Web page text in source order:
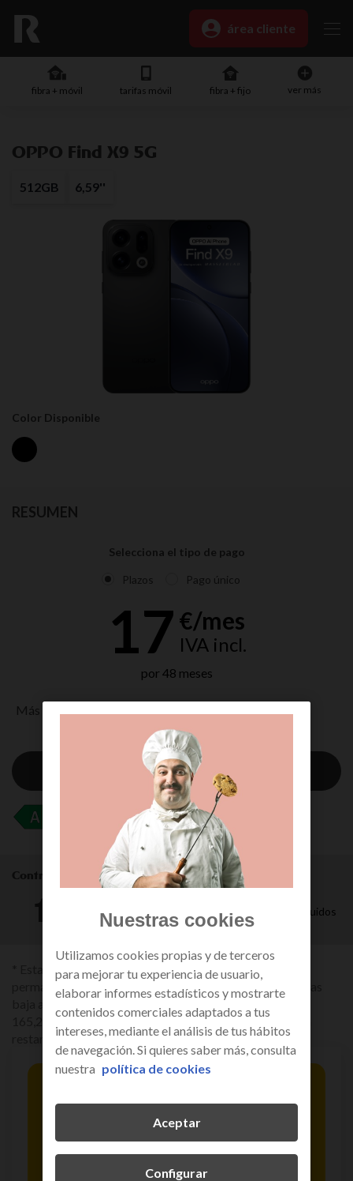
área cliente
fibra + móvil tarifas móvil fibra + fijo ver más
OPPO Find X9 5G
512GB 6,59''
Color Disponible
RESUMEN
Selecciona el tipo de pago
17 €/mes
IVA incl.
por 48 meses
Más detalles
Información cargadores
Contrata tu seguro desde
Primer mes gratis e impuestos incluidos
* Esta promoción lleva asociado un compromiso de
permanencia en el servicio de móvil de 24 meses. Si causas
baja antes de los 24 meses tendrás una penalización de
165,29€, prorrateables según el tiempo de permanencia
restante.
Nuestras cookies
Utilizamos cookies propias y de terceros
para mejorar tu experiencia de usuario,
elaborar informes estadísticos y mostrarte
contenidos comerciales adaptados a tus
intereses, mediante el análisis de tus hábitos
de navegación. Si quieres saber más, consulta
nuestra política de cookies
Configurar
Aceptar